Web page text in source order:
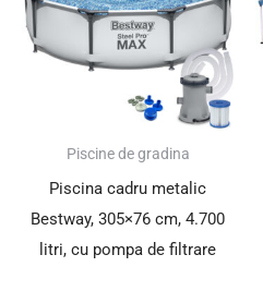
Piscine de gradina
Piscina cadru metalic
Bestway, 305×76 cm, 4.700
litri, cu pompa de filtrare